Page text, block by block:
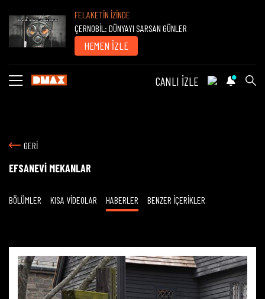
FELAKETİN İZİNDE
ÇERNOBİL: DÜNYAYI SARSAN GÜNLER
HEMEN İZLE
CANLI İZLE
GERİ
EFSANEVİ MEKANLAR
BÖLÜMLER KISA VİDEOLAR HABERLER BENZER İÇERİKLER